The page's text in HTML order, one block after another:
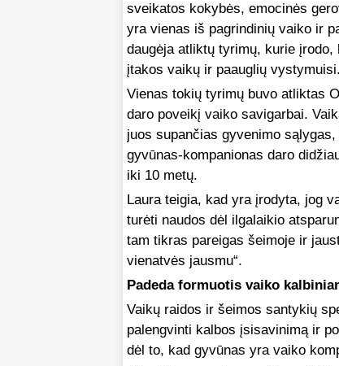
sveikatos kokybės, emocinės
yra vienas iš pagrindinių vaiko ir
daugėja atliktų tyrimų, kurie
įtakos vaikų ir paauglių vystymuisi.
Vienas tokių tyrimų buvo atliktas
daro poveikį vaiko savigarbai.
juos supančias gyvenimo
gyvūnas-kompanionas daro
iki 10 metų.
Laura teigia, kad yra įrodyta, jog
turėti naudos dėl ilgalaikio
tam tikras pareigas šeimoje ir
vienatvės jausmu“.
Padeda formuotis vaiko
Vaikų raidos ir šeimos santykių
palengvinti kalbos įsisavinimą ir
dėl to, kad gyvūnas yra vaiko